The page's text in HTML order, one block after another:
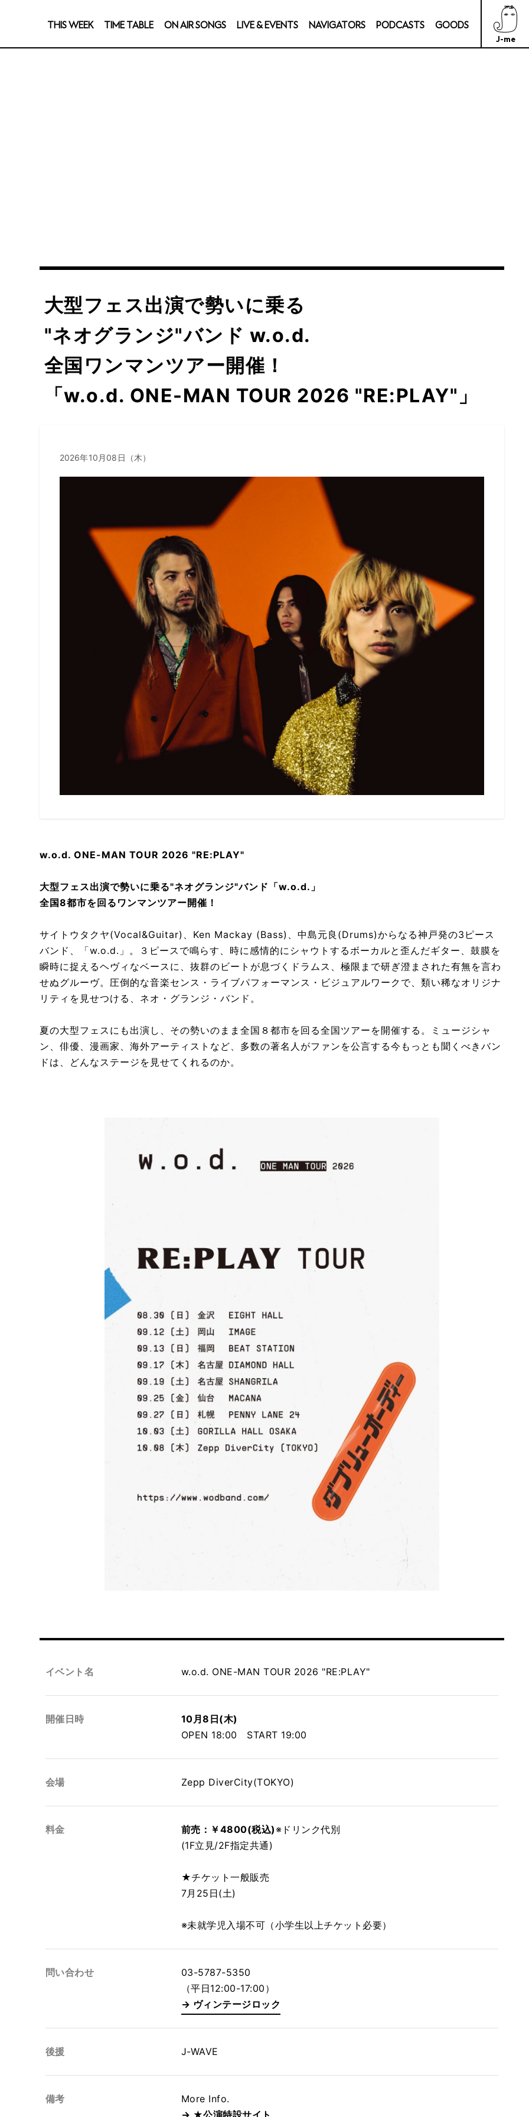
THIS WEEK TIME TABLE ON AIR SONGS LIVE & EVENTS NAVIGATORS PODCASTS GOODS
J-me
ー TOKYO
TVアニメ『薬屋のひとりごと』 × 東京シティビュー 舞が織りなす幻想の世界 ―天空に響く、舞のしらべ―
づける人類の物語」
大型フェス出演で勢いに乗る
"ネオグランジ"バンド w.o.d.
全国ワンマンツアー開催！
「w.o.d. ONE-MAN TOUR 2026 "RE:PLAY"」
2026年10月08日（木）
w.o.d. ONE-MAN TOUR 2026 "RE:PLAY"
大型フェス出演で勢いに乗る"ネオグランジ"バンド「w.o.d.」
全国8都市を回るワンマンツアー開催！
サイトウタクヤ(Vocal&Guitar)、Ken Mackay (Bass)、中島元良(Drums)からなる神戸発の3ピース
バンド、「w.o.d.」。３ピースで鳴らす、時に感情的にシャウトするボーカルと歪んだギター、鼓膜を
瞬時に捉えるヘヴィなベースに、抜群のビートが息づくドラムス、極限まで研ぎ澄まされた有無を言わ
せぬグルーヴ。圧倒的な音楽センス・ライブパフォーマンス・ビジュアルワークで、類い稀なオリジナ
リティを見せつける、ネオ・グランジ・バンド。
夏の大型フェスにも出演し、その勢いのまま全国８都市を回る全国ツアーを開催する。ミュージシャ
ン、俳優、漫画家、海外アーティストなど、多数の著名人がファンを公言する今もっとも聞くべきバン
ドは、どんなステージを見せてくれるのか。
イベント名 w.o.d. ONE-MAN TOUR 2026 "RE:PLAY"
開催日時
10月8日(木)
OPEN 18:00 START 19:00
会場 Zepp DiverCity(TOKYO)
料金 前売：￥4800(税込)※ドリンク代別
(1F立見/2F指定共通)
★チケット一般販売
7月25日(土)
※未就学児入場不可（小学生以上チケット必要）
問い合わせ
03-5787-5350
（平日12:00-17:00）
ヴィンテージロック
後援 J-WAVE
備考
More Info.
★公演特設サイト